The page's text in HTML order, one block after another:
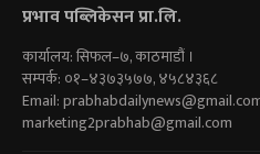
प्रभाव पब्लिकेसन प्रा.लि.
कार्यालय: सिफल–७, काठमाडौं ।
सम्पर्क: ०१–४३७३५७७, ४५८४३६८
Email:
marketing2prabhab@gmail.com